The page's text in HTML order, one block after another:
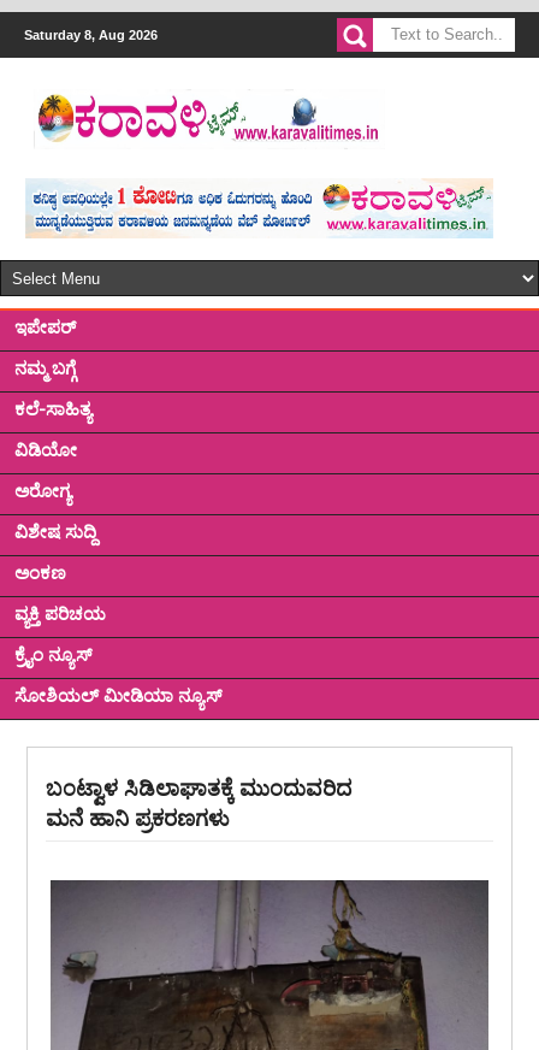
Saturday 8, Aug 2026
ಇಪೇಪರ್
ನಮ್ಮ ಬಗ್ಗೆ
ಕಲೆ-ಸಾಹಿತ್ಯ
ವಿಡಿಯೋ
ಅರೋಗ್ಯ
ವಿಶೇಷ ಸುದ್ದಿ
ಅಂಕಣ
ವ್ಯಕ್ತಿ ಪರಿಚಯ
ಕ್ರೈಂ ನ್ಯೂಸ್
ಸೋಶಿಯಲ್ ಮೀಡಿಯಾ ನ್ಯೂಸ್
ಬಂಟ್ವಾಳ ಸಿಡಿಲಾಘಾತಕ್ಕೆ ಮುಂದುವರಿದ
ಮನೆ ಹಾನಿ ಪ್ರಕರಣಗಳು